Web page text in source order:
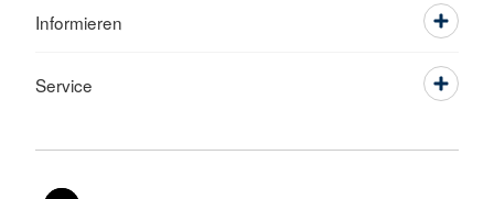
Informieren
Service
Sprache wechseln zu